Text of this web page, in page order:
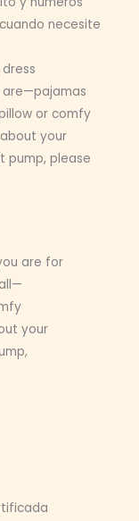
necesite
or comfy
your
pump, please
are for
your